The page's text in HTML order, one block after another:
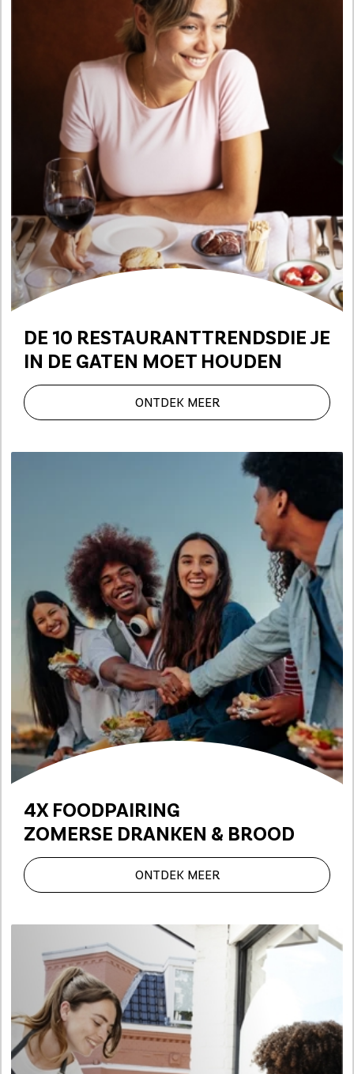
DE 10 RESTAURANTTRENDSDIE JE
IN DE GATEN MOET HOUDEN
ONTDEK MEER
4X FOODPAIRING
ZOMERSE DRANKEN & BROOD
ONTDEK MEER